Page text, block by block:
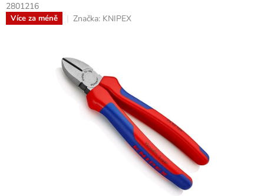
2801216
Více za méně Značka: KNIPEX